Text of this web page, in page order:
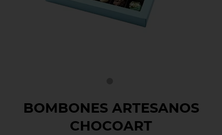
BOMBONES ARTESANOS
CHOCOART